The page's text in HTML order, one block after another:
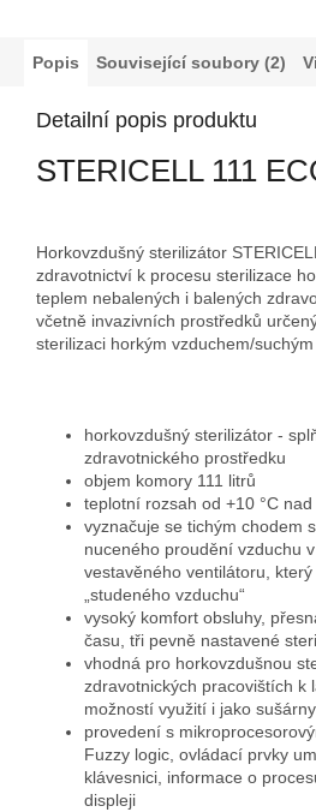
Popis Související soubory (2)
Detailní popis produktu
STERICELL 111
Horkovzdušný sterilizátor
zdravotnictví k procesu sterilizace
teplem nebalených i balených
včetně invazivních prostředků
sterilizaci horkým vzduchem/
horkovzdušný sterilizátor -
zdravotnického prostředku
objem komory 111 litrů
teplotní rozsah od +10 °C
vyznačuje se tichým chodem
nuceného proudění vzduchu
vestavěného ventilátoru,
„studeného vzduchu“
vysoký komfort obsluhy,
času, tři pevně nastavené
vhodná pro horkovzdušnou
zdravotnických pracovištích k
možností využití i jako sušárny
provedení s
Fuzzy logic, ovládací prvky
klávesnici, informace o
displeji